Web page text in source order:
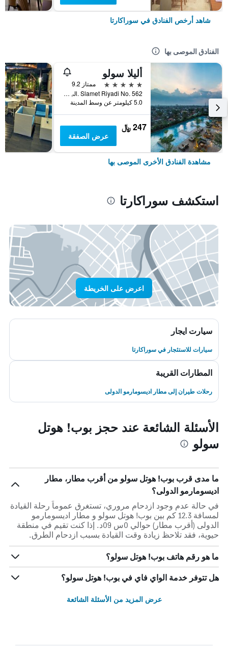
شاهد أرخص الفنادق في سوراكارتا
الفنادق الموصى بها
أليلا سولو
5 نجوم
ممتاز 9.2
Jl. Slamet Riyadi No. 562, سوراكارتا, إندونيسيا
5.0 كيلومتر عن وسط المدينة
247 ﷼
عرض الصفقة
مشاهدة الفنادق الأخرى الموصى بها
استكشف سوراكارتا
اعرض على الخريطة
سيارت ايجار
سيارات للاستئجار في سوراكارتا
المطارات القريبة
رحلات طيران إلى مطار اديسومارمو الدولى
الأسئلة الشائعة عند حجز بوب! هوتل
سولو
ما مدى قرب بوب! هوتل سولو من أقرب مطار، مطار
اديسومارمو الدولى؟
في حالة عدم وجود ازدحام مروري، تستغرق عموماً رحلة القيادة
لمسافة 12.3 كم بين بوب! هوتل سولو و مطار اديسومارمو
الدولى (أقرب مطار) حوالي 0س 09د. إذا كنت تقيم في منطقة
حيوية، فقد تلاحظ زيادة وقت القيادة بسبب ازدحام الطرق.
ما هو رقم هاتف بوب! هوتل سولو؟
هل تتوفر خدمة الواي فاي في بوب! هوتل سولو؟
عرض المزيد من الأسئلة الشائعة